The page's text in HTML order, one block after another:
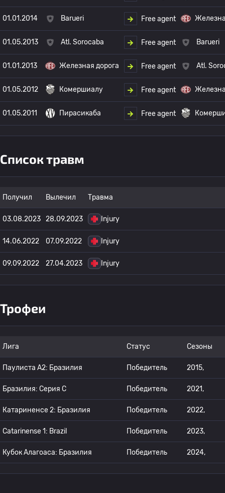
01.01.2014 Barueri Free agent
01.05.2013 Atl. Sorocaba Free agent Barueri
01.01.2013 Железная дорога Free agent Atl.
01.05.2012 Комершиалу Free agent
01.05.2011 Пирасикаба Free agent
Список травм
Получил Вылечил Травма
03.08.2023 28.09.2023 Injury
14.06.2022 07.09.2022 Injury
09.09.2022 27.04.2023 Injury
Трофеи
Лига Статус Сезоны
Паулиста A2: Бразилия Победитель 2015,
Бразилия: Серия C Победитель 2021,
Катариненсе 2: Бразилия Победитель 2022,
Catarinense 1: Brazil Победитель 2023,
Кубок Алагоаса: Бразилия Победитель 2024,